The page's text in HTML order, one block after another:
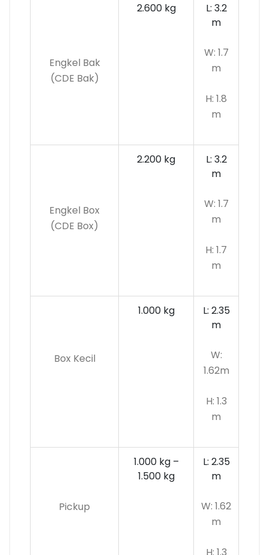
Engkel Bak
(CDE Bak)
2.600 kg
L: 3.2
m
W: 1.7
m
H: 1.8
m
Engkel Box
(CDE Box)
2.200 kg
L: 3.2
m
W: 1.7
m
H: 1.7
m
Box Kecil
1.000 kg
L: 2.35
m
W:
1.62m
H: 1.3
m
Pickup
1.000 kg –
1.500 kg
L: 2.35
m
W: 1.62
m
H: 1.3